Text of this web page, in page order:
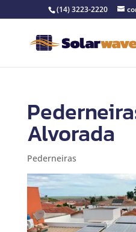
(14) 3223-2220
Alvorada
Pederneiras